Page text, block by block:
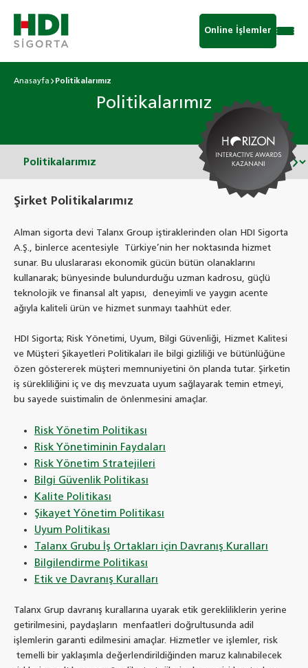
Online İşlemler
Anasayfa Politikalarımız
Politikalarımız
Şirket Politikalarımız
Alman sigorta devi Talanx Group iştiraklerinden olan HDI Sigorta
A.Ş., binlerce acentesiyle Türkiye’nin her noktasında hizmet
sunar. Bu uluslararası ekonomik gücün bütün olanaklarını
kullanarak; bünyesinde bulundurduğu uzman kadrosu, güçlü
teknolojik ve finansal alt yapısı, deneyimli ve yaygın acente
ağıyla kaliteli ürün ve hizmet sunmayı taahhüt eder.
HDI Sigorta; Risk Yönetimi, Uyum, Bilgi Güvenliği, Hizmet Kalitesi
ve Müşteri Şikayetleri Politikaları ile bilgi gizliliği ve bütünlüğüne
özen göstererek müşteri memnuniyetini ön planda tutar. Şirketin
iş sürekliliğini iç ve dış mevzuata uyum sağlayarak temin etmeyi,
bu sayede suistimalin de önlenmesini amaçlar.
Risk Yönetim Politikası
Risk Yönetiminin Faydaları
Risk Yönetim Stratejileri
Bilgi Güvenlik Politikası
Kalite Politikası
Şikayet Yönetim Politikası
Uyum Politikası
Talanx Grubu İş Ortakları için Davranış Kuralları
Bilgilendirme Politikası
Etik ve Davranış Kuralları
Talanx Grup davranış kurallarına uyarak etik gerekliliklerin yerine
getirilmesini, paydaşların menfaatleri doğrultusunda adil
işlemlerin garanti edilmesini amaçlar. Hizmetler ve işlemler, risk
temelli bir yaklaşımla değerlendirildiğinden maruz kalınabilecek